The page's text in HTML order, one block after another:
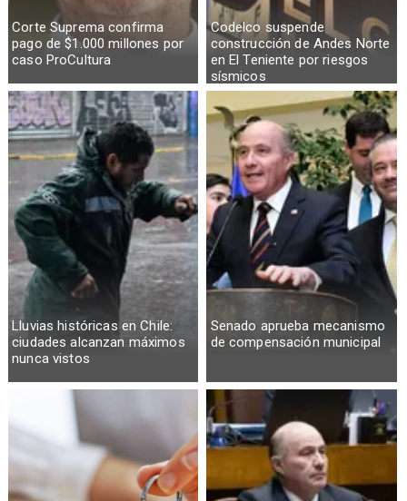
Corte Suprema confirma
pago de $1.000 millones por
caso ProCultura
Codelco suspende
construcción de Andes Norte
en El Teniente por riesgos
sísmicos
Lluvias históricas en Chile:
ciudades alcanzan máximos
nunca vistos
Senado aprueba mecanismo
de compensación municipal